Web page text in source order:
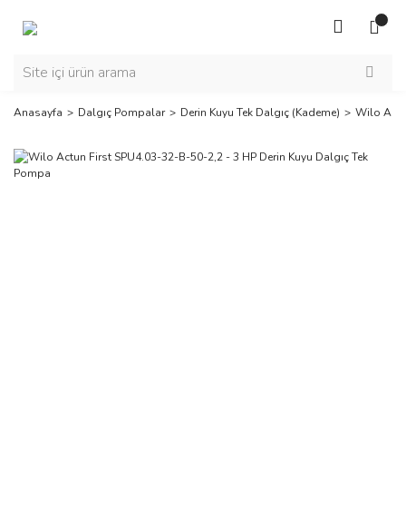
Anasayfa Dalgıç Pompalar Derin Kuyu Tek Dalgıç (Kademe) Wilo